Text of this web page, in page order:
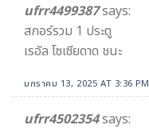
ufrr4499387says:
สกอร์รวม 1 ประตู
เรอัล โซเซียดาด ชนะ
มกราคม 13, 2025 AT 3:36 PM
ufrr4502354says: